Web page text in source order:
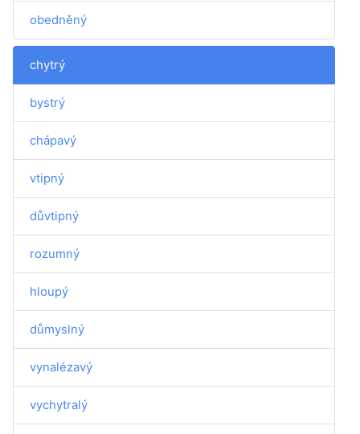
obedněný
chytrý
bystrý
chápavý
vtipný
důvtipný
rozumný
hloupý
důmyslný
vynalézavý
vychytralý